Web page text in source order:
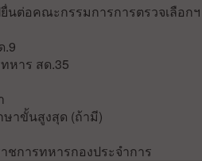
นต่อคณะกรรมการการตรวจเลือกฯ
.9
หาร สด.35
ษาขั้นสูงสุด (ถ้ามี)
ชการทหารกองประจำการ